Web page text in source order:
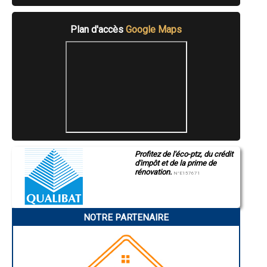
- Tailleur de pierre à Montaut-les-Créneaux
- Tailleur de pierre à Lannepax
- Tailleur de pierre à La Romieu
- Tailleur de pierre à Escornebœuf
- Tailleur de pierre à Castelnau-Barbarens
- Tailleur de pierre à L'Isle-de-Noé
- Tailleur de pierre à Lias
- Tailleur de pierre à Terraube
- Tailleur de pierre à Mouchan
- Tailleur de pierre à Lagraulet-du-Gers
- Tailleur de pierre à Miramont-d'Astarac
- Tailleur de pierre à Sainte-Marie
- Tailleur de pierre à Bassoues
- Tailleur de pierre à Biran
Plan d'accèsGoogle Maps
Profitez de l'éco-ptz, du crédit
d'impôt et de la prime de
rénovation. N°E157671
NOTRE PARTENAIRE